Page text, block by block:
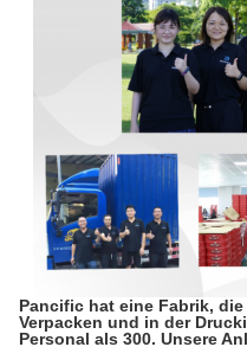
Pancific hat eine Fabrik,
Verpacken und in der
Personal als 300. Unsere